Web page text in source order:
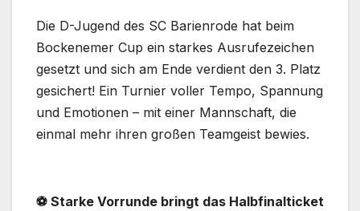
Die D-Jugend des SC Barienrode hat beim
Bockenemer Cup ein starkes Ausrufezeichen
gesetzt und sich am Ende verdient den 3. Platz
gesichert! Ein Turnier voller Tempo, Spannung
und Emotionen – mit einer Mannschaft, die
einmal mehr ihren großen Teamgeist bewies.
⚽ Starke Vorrunde bringt das Halbfinalticket